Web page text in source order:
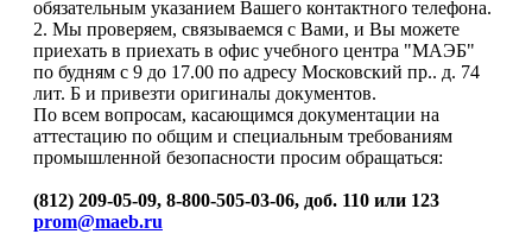
обязательным указанием Вашего контактного телефона.
2. Мы проверяем, связываемся с Вами, и Вы можете
приехать в приехать в офис учебного центра "МАЭБ"
по будням с 9 до 17.00 по адресу Московский пр.. д. 74
лит. Б и привезти оригиналы документов.
По всем вопросам, касающимся документации на
аттестацию по общим и специальным требованиям
промышленной безопасности просим обращаться:
(812) 209-05-09, 8-800-505-03-06, доб. 110 или 123
prom@maeb.ru